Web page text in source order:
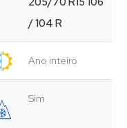
/ 104 R
Ano inteiro
Sim